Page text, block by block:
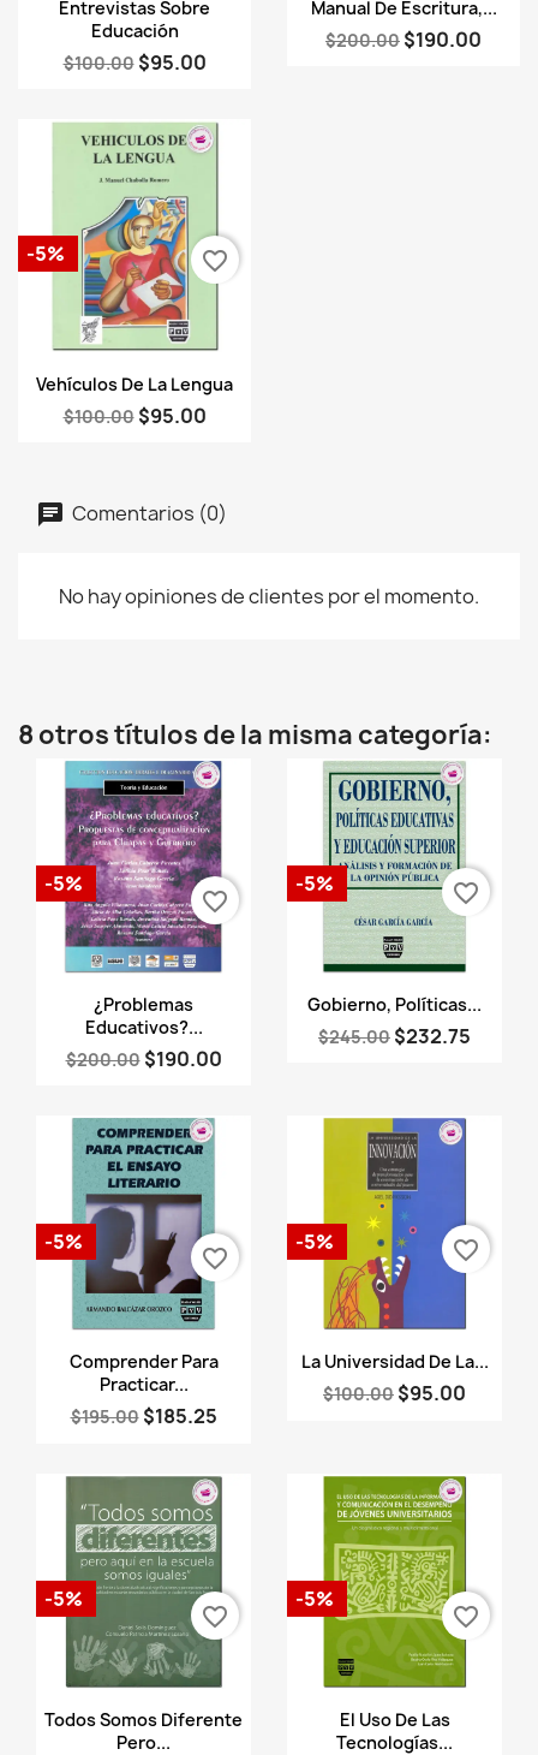
Entrevistas Sobre
Educación
$100.00 $95.00
Manual De Escritura,...
$200.00 $190.00
Vista rápida
Vehículos De La Lengua
$100.00 $95.00
-5% favorite_border
Comentarios (0)
No hay opiniones de clientes por el momento.
8 otros títulos de la misma categoría:
Vista rápida
¿Problemas
Educativos?...
$200.00 $190.00
-5%
favorite_border
Vista rápida
Gobierno, Políticas...
$245.00 $232.75
-5% favorite_border
Vista rápida
Comprender Para
Practicar...
$195.00 $185.25
-5%
favorite_border
Vista rápida
La Universidad De La...
$100.00 $95.00
-5% favorite_border
Vista rápida
Todos Somos Diferente
Pero...
-5%
favorite_border
Vista rápida
El Uso De Las
Tecnologías...
-5%
favorite_border